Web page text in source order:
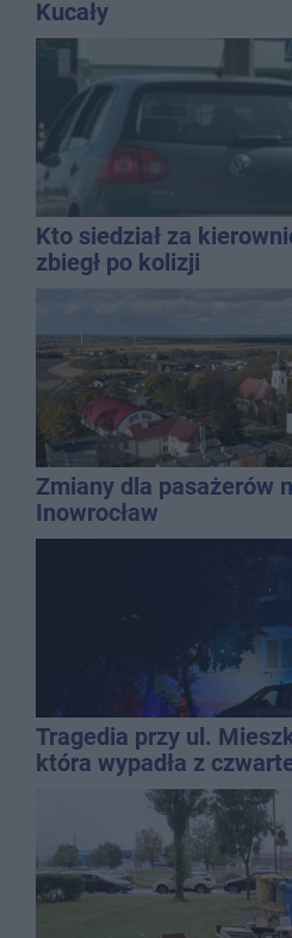
Kucały
Kto siedział za
zbiegł po kolizji
Zmiany dla pasażerów
Inowrocław
Tragedia przy ul.
która wypadła z